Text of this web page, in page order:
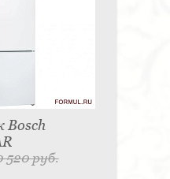
Bosch
520 руб.